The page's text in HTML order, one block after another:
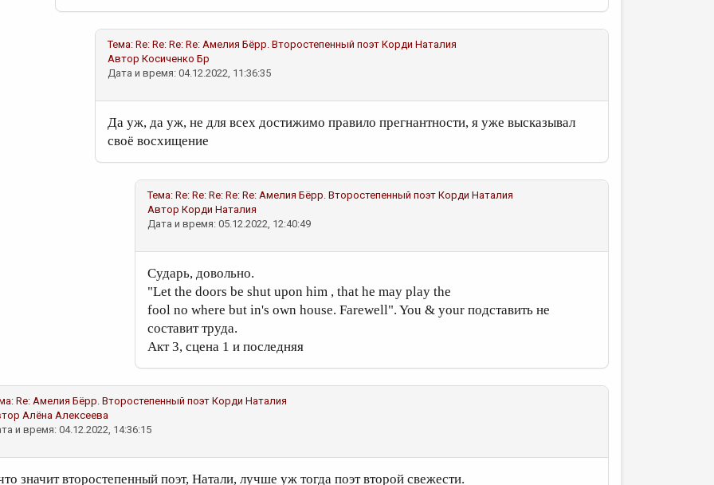
Тема: Re: Re: Re: Re: Амелия Бёрр. Второстепенный поэт Корди Наталия
Автор Косиченко Бр
Дата и время: 04.12.2022, 11:36:35
Да уж, да уж, не для всех достижимо правило прегнантности, я уже высказывал
своё восхищение
Тема: Re: Re: Re: Re: Re: Амелия Бёрр. Второстепенный поэт Корди Наталия
Автор Корди Наталия
Дата и время: 05.12.2022, 12:40:49
Сударь, довольно.
"Let the doors be shut upon him , that he may play the
fool no where but in's own house. Farewell". You & your подставить не
составит труда.
Акт 3, сцена 1 и последняя
Re: Амелия Бёрр. Второстепенный поэт Корди Наталия
Алёна Алексеева
и время: 04.12.2022, 14:36:15
значит второстепенный поэт, Натали, лучше уж тогда поэт второй свежести.